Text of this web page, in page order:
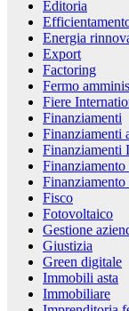
Editoria
Energia
Export
Factoring
Fermo
Fiere
Finanziamenti
Finanziamenti
Finanziamenti
Fisco
Fotovoltaico
Gestione
Giustizia
Green digitale
Immobili asta
Immobiliare